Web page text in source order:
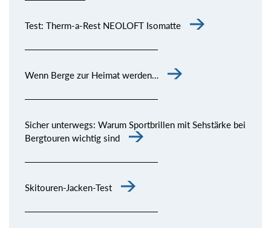
Test: Therm-a-Rest NEOLOFT Isomatte
Wenn Berge zur Heimat werden…
Sicher unterwegs: Warum Sportbrillen mit Sehstärke bei
Bergtouren wichtig sind
Skitouren-Jacken-Test